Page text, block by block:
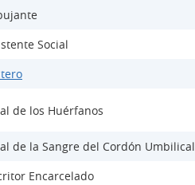
Social
de los Huérfanos
de la Sangre del Cordón Umbilical
Encarcelado